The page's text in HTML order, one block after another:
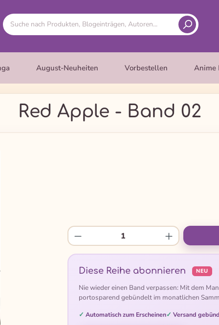
August-Neuheiten Vorbestellen Anime
Red Apple - Band 02
Produkt Anzahl: Gib den
Diese Reihe abonnieren NEU
Nie wieder einen Band verpassen: Mit dem
portosparend gebündelt im monatlichen
Automatisch zum Erscheinen Versand